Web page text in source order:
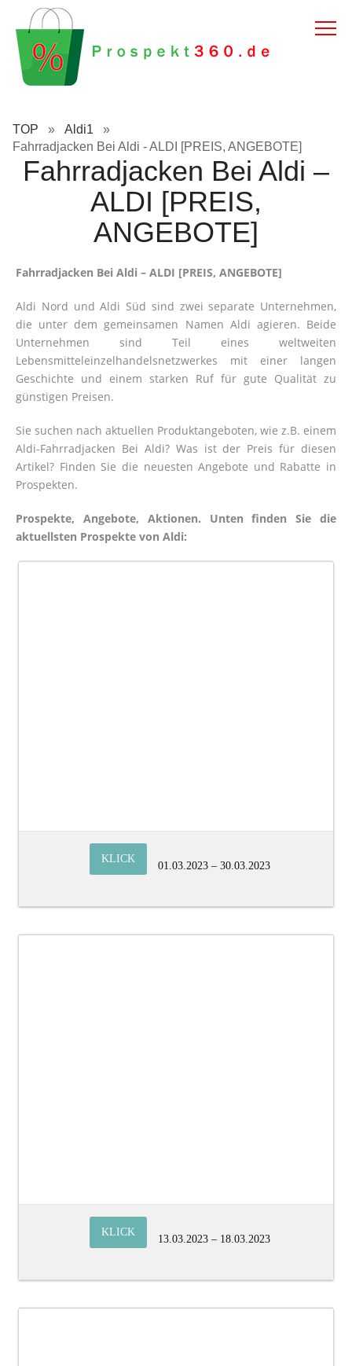
TOP » Aldi1
»
Fahrradjacken Bei Aldi - ALDI [PREIS, ANGEBOTE]
Fahrradjacken Bei Aldi –
ALDI [PREIS,
ANGEBOTE]
Fahrradjacken Bei Aldi – ALDI [PREIS, ANGEBOTE]
Aldi Nord und Aldi Süd sind zwei separate Unternehmen,
die unter dem gemeinsamen Namen Aldi agieren. Beide
Unternehmen sind Teil eines weltweiten
Lebensmitteleinzelhandelsnetzwerkes mit einer langen
Geschichte und einem starken Ruf für gute Qualität zu
günstigen Preisen.
Sie suchen nach aktuellen Produktangeboten, wie z.B. einem
Aldi-Fahrradjacken Bei Aldi? Was ist der Preis für diesen
Artikel? Finden Sie die neuesten Angebote und Rabatte in
Prospekten.
Prospekte, Angebote, Aktionen. Unten finden Sie die
aktuellsten Prospekte von Aldi:
KLICK
01.03.2023 – 30.03.2023
KLICK
13.03.2023 – 18.03.2023